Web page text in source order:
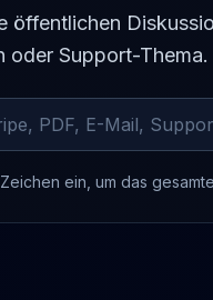
öffentlichen
oder Support-Thema.
durchsuchen
ein, um das